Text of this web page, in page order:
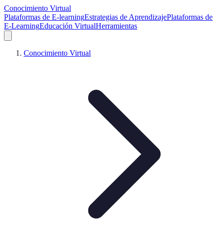
Conocimiento Virtual
Plataformas de E-learningEstrategias de AprendizajePlataformas de
E-LearningEducación VirtualHerramientas
Conocimiento Virtual